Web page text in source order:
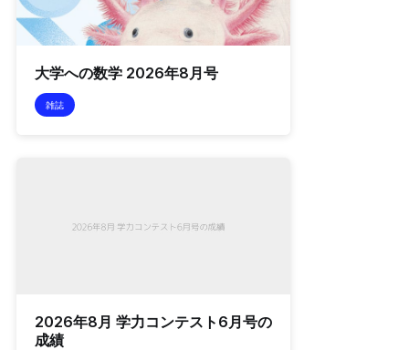
大学への数学 2026年8月号
雑誌
2026年8月 学力コンテスト6月号の
成績